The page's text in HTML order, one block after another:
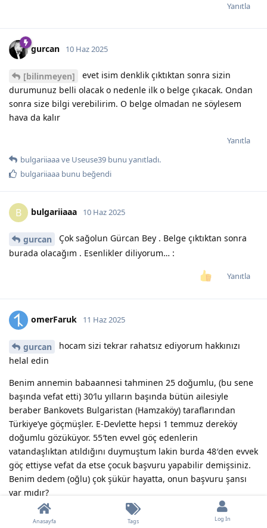
Yanıtla
gurcan 10 Haz 2025
[bilinmeyen]
evet isim denklik çıktıktan sonra sizin
durumunuz belli olacak o nedenle ilk o belge çıkacak. Ondan
sonra size bilgi verebilirim. O belge olmadan ne söylesem
hava da kalır
Yanıtla
bulgariiaaave Useuse39 bunu yanıtladı.
bulgariiaaa bunu beğendi
B bulgariiaaa 10 Haz 2025
gurcan
Çok sağolun Gürcan Bey . Belge çıktıktan sonra
burada olacağım . Esenlikler diliyorum… :
Yanıtla
omerFaruk 11 Haz 2025
gurcan
hocam sizi tekrar rahatsız ediyorum hakkınızı
helal edin
Benim annemin babaannesi tahminen 25 doğumlu, (bu sene
başında vefat etti) 30′lu yılların başında bütün ailesiyle
beraber Bankovets Bulgaristan (Hamzaköy) taraflarından
Türkiye’ye göçmüşler. E-Devlette hepsi 1 temmuz dereköy
doğumlu gözüküyor. 55′ten evvel göç edenlerin
vatandaşlıktan atıldığını duymuştum lakin burda 48′den evvek
göç ettiyse vefat da etse çocuk başvuru yapabilir demişsiniz.
Benim dedem (oğlu) çok şükür hayatta, onun başvuru şansı
var mıdır?
Yanıtla
Anasayfa Tags Log In